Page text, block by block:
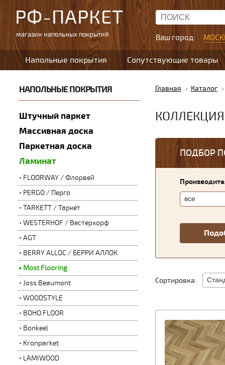
РФ-ПАРКЕТ
магазин напольных покрытий Ваш город:
Напольные покрытия Сопутствующие товары
НАПОЛЬНЫЕ ПОКРЫТИЯ
Штучный паркет
Массивная доска
Паркетная доска
Ламинат
FLOORWAY / Флорвей
PERGO / Перго
TARKETT / Таркет
WESTERHOF / Вестерхорф
AGT
BERRY ALLOC / БЕРРИ АЛЛОК
Most Flooring
Joss Beaumont
WOODSTYLE
BOHO FLOOR
Bonkeel
Kronparket
LAMIWOOD
Главная Каталог
КОЛЛЕКЦИЯ
ПОДБОР
Сортировка: